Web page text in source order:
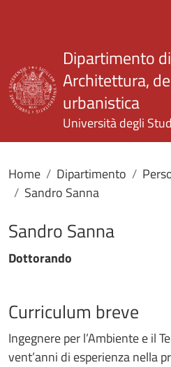
Dipartimento di
Architettura,
urbanistica
Università degli
Home Dipartimento
Sandro Sanna
Sandro Sanna
Dottorando
Curriculum breve
Ingegnere per l’Ambiente e il
vent’anni di esperienza nella